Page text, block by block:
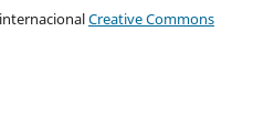
Creative Commons